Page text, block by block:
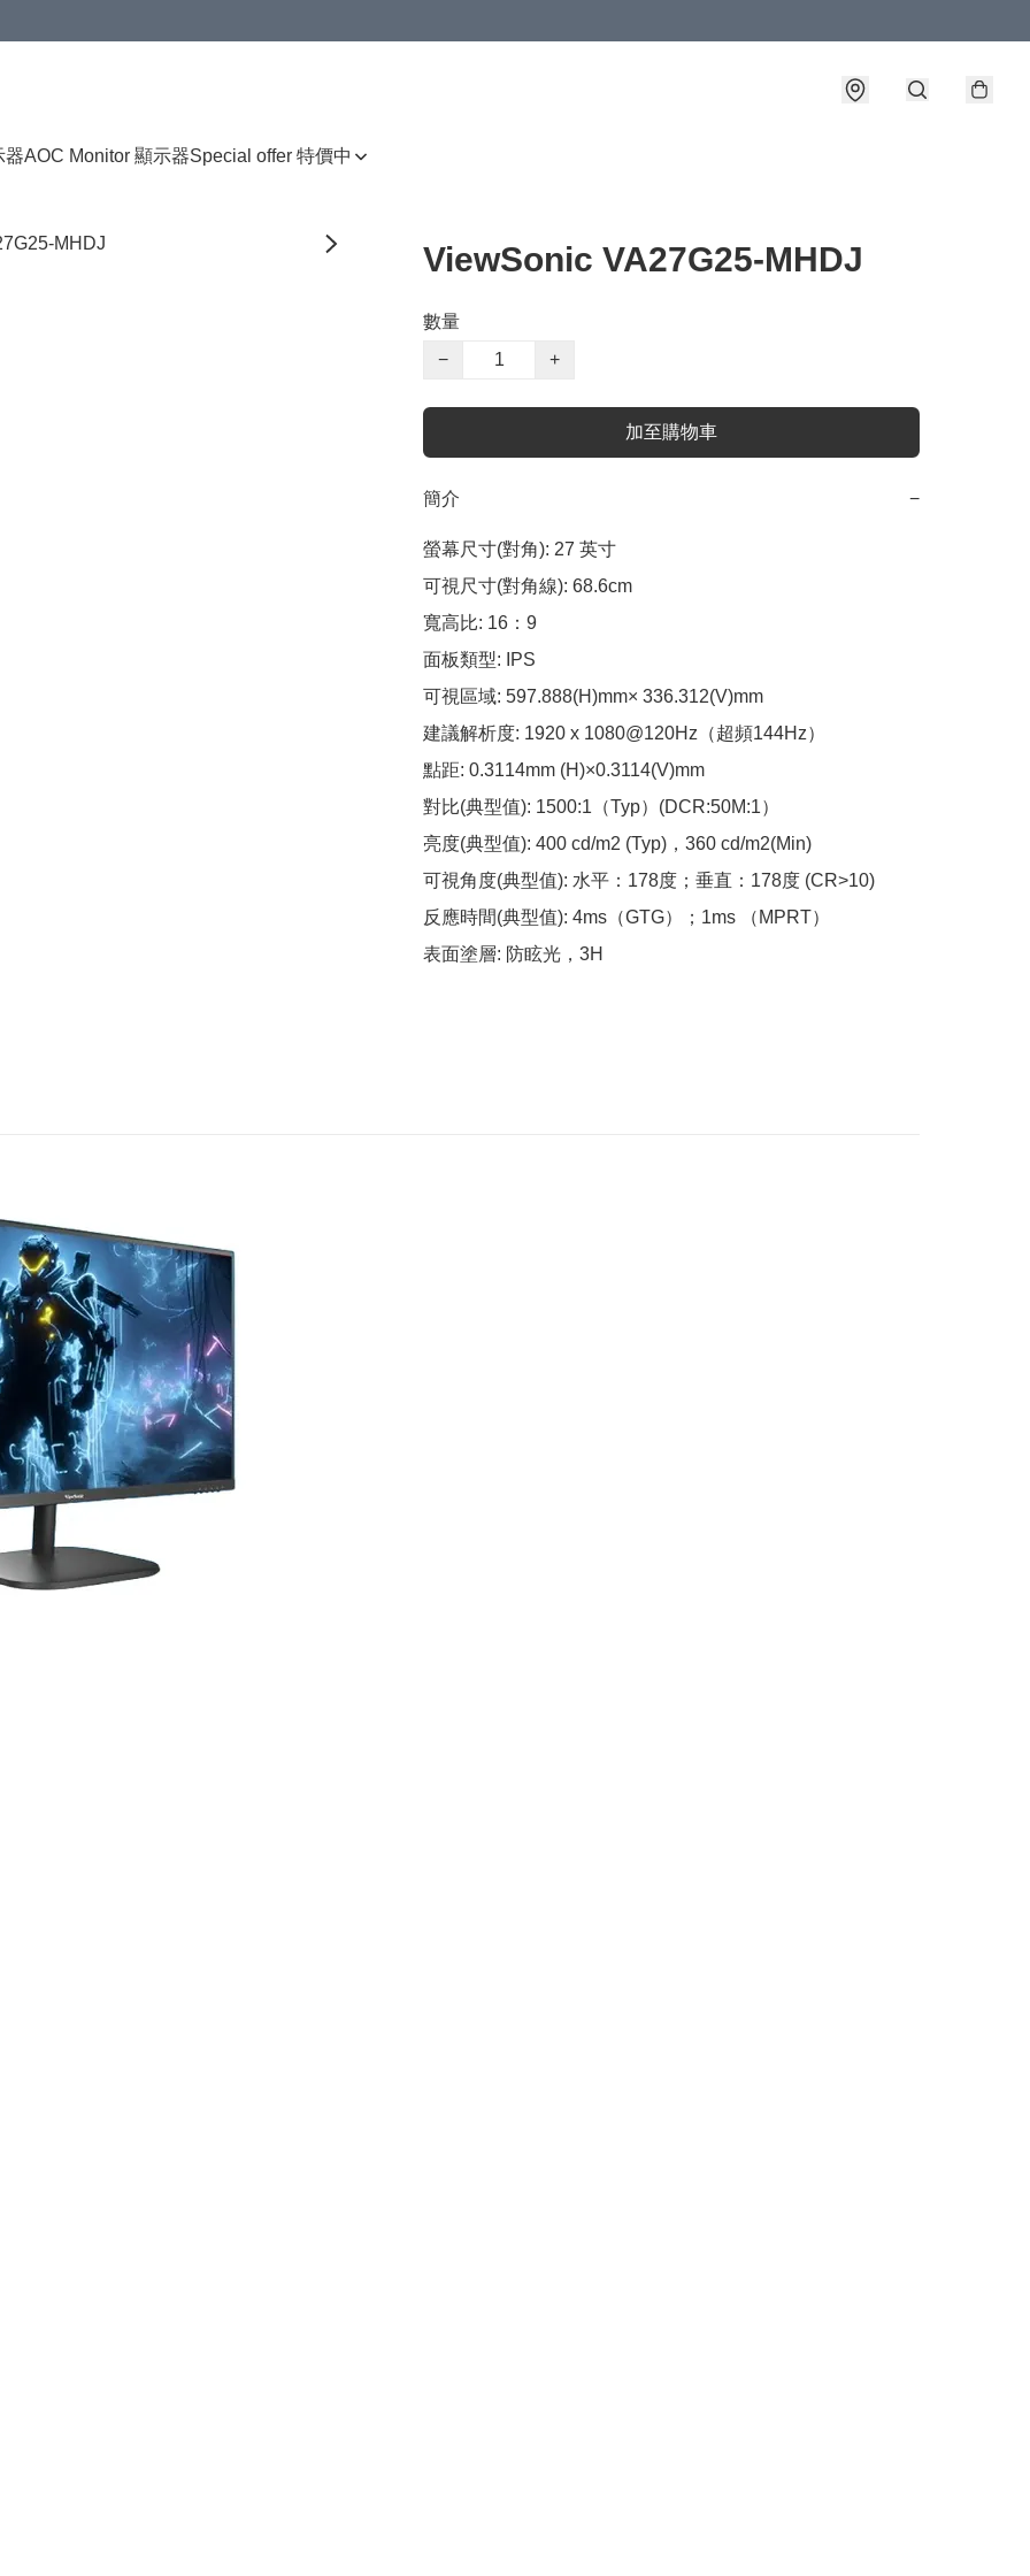
器AOC Monitor 顯示器Special offer 特價中
ViewSonic VA27G25-MHDJ
數量
−
+
加至購物車
簡介 −
螢幕尺寸(對角): 27 英寸
可視尺寸(對角線): 68.6cm
寬高比: 16：9
面板類型: IPS
可視區域: 597.888(H)mm× 336.312(V)mm
建議解析度: 1920 x 1080@120Hz（超頻144Hz）
點距: 0.3114mm (H)×0.3114(V)mm
對比(典型值): 1500:1（Typ）(DCR:50M:1）
亮度(典型值): 400 cd/m2 (Typ)，360 cd/m2(Min)
可視角度(典型值): 水平：178度；垂直：178度 (CR>10)
反應時間(典型值): 4ms（GTG）；1ms （MPRT）
表面塗層: 防眩光，3H